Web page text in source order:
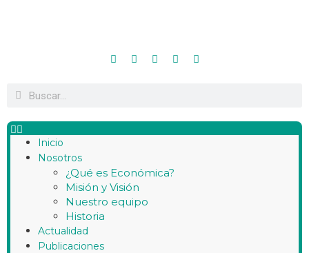
Inicio
Nosotros
¿Qué es Económica?
Misión y Visión
Nuestro equipo
Historia
Actualidad
Publicaciones